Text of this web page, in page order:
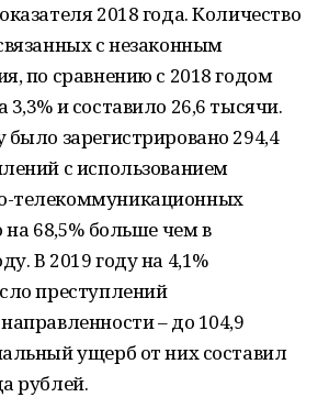
2018 года. Количество
с незаконным
по сравнению с 2018 годом
и составило 26,6 тысячи.
зарегистрировано 294,4
с использованием
телекоммуникационных
на 68,5% больше чем в
В 2019 году на 4,1%
преступлений
– до 104,9
ущерб от них составил
рублей.